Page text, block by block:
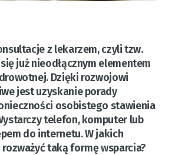
z lekarzem, czyli tzw.
już nieodłącznym elementem
Dzięki rozwojowi
jest uzyskanie porady
osobistego stawienia
telefon, komputer lub
do internetu. W jakich
taką formę wsparcia?